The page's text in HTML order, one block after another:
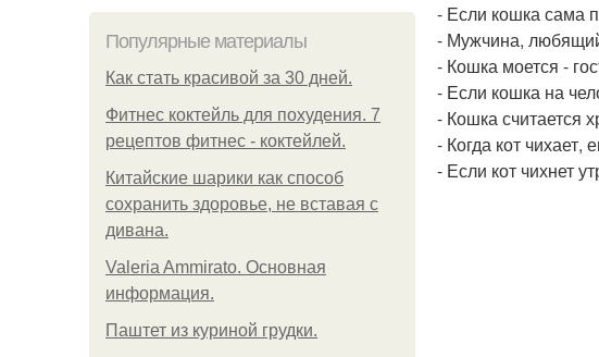
Популярные материалы
Как стать красивой за 30 дней.
Фитнес коктейль для похудения. 7
рецептов фитнес - коктейлей.
Китайские шарики как способ
сохранить здоровье, не вставая с
дивана.
Valeria Ammirato. Основная
информация.
Паштет из куриной грудки.
- Если кошка сама
- Мужчина,
- Кошка моется -
- Если кошка на
- Кошка считается
- Когда кот чихает,
- Если кот чихнет